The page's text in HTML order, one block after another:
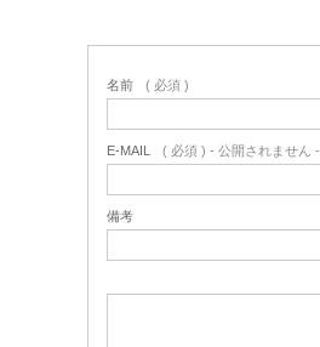
名前 ( 必須 )
E-MAIL ( 必須 ) - 公開されません -
備考